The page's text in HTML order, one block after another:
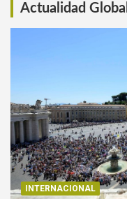
Actualidad Global
INTERNACIONAL